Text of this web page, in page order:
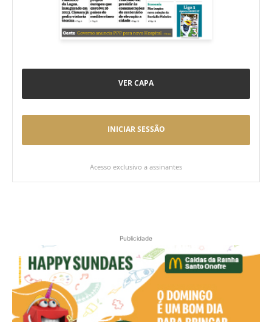
VER CAPA
INICIAR SESSÃO
Acesso exclusivo a assinantes
Publicidade